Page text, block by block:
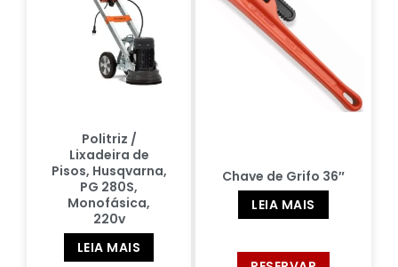
Politriz /
Lixadeira de
Pisos, Husqvarna,
PG 280S,
Monofásica,
220v
LEIA MAIS
Chave de Grifo 36″
LEIA MAIS